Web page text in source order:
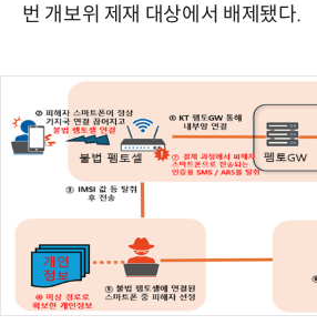
번 개보위 제재 대상에서 배제됐다.